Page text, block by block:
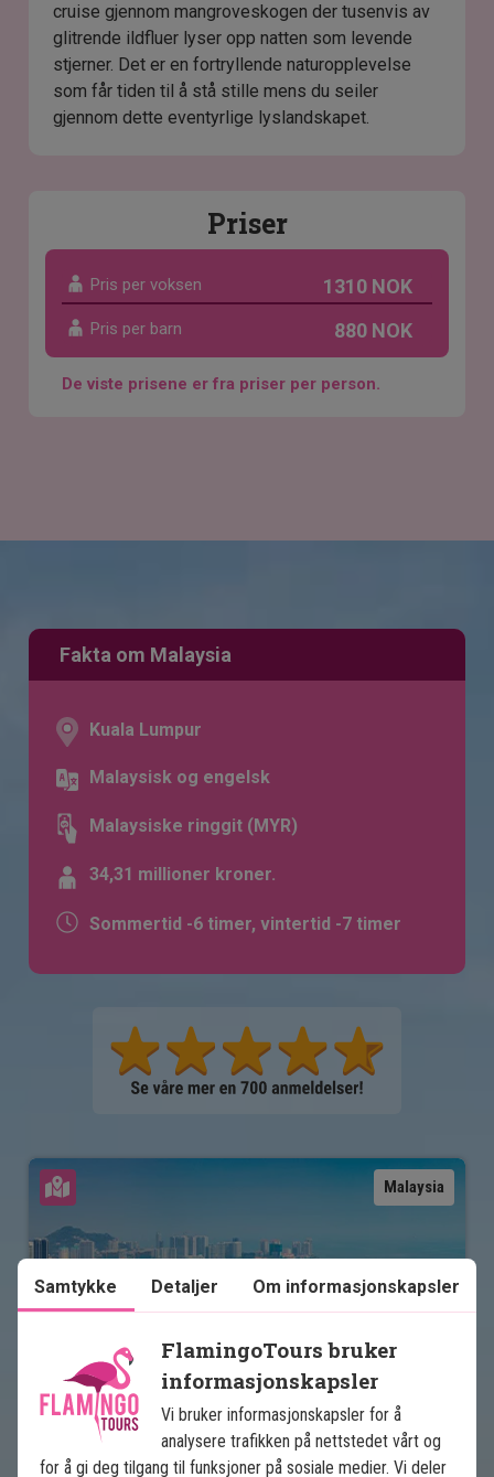
cruise gjennom mangroveskogen der tusenvis av
glitrende ildfluer lyser opp natten som levende
stjerner. Det er en fortryllende naturopplevelse
som får tiden til å stå stille mens du seiler
gjennom dette eventyrlige lyslandskapet.
Priser
Pris per voksen 1310 NOK
Pris per barn 880 NOK
De viste prisene er fra priser per person.
Fakta om Malaysia
Kuala Lumpur
Malaysisk og engelsk
Malaysiske ringgit (MYR)
34,31 millioner kroner.
Sommertid -6 timer, vintertid -7 timer
Malaysia
Det beste av Malaysia
6 netters rundreise
Samtykke Detaljer Om informasjonskapsler
FlamingoTours bruker
informasjonskapsler
Vi bruker informasjonskapsler for å
analysere trafikken på nettstedet vårt og
for å gi deg tilgang til funksjoner på sosiale medier. Vi deler